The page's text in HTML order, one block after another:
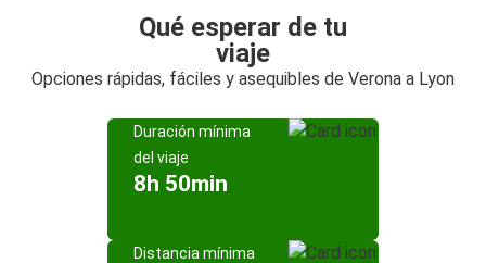
Qué esperar de tu
viaje
Opciones rápidas, fáciles y asequibles de Verona a Lyon
Duración mínima
del viaje
8h 50min
Distancia mínima